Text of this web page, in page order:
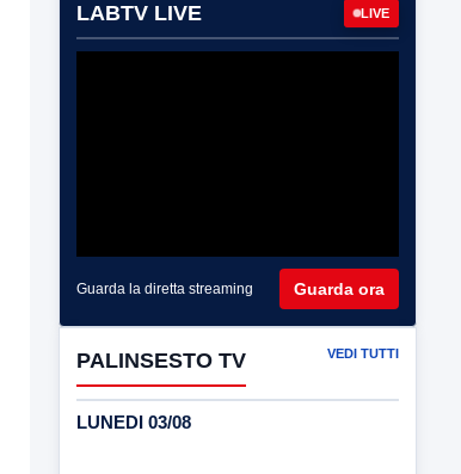
LABTV LIVE LIVE
Guarda la diretta streaming Guarda ora
PALINSESTO TV VEDI TUTTI
LUNEDI 03/08